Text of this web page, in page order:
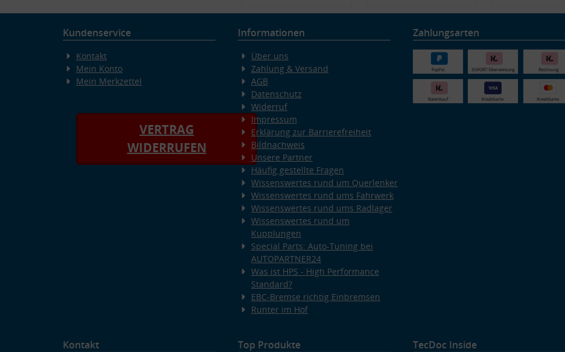
Kundenservice
Kontakt
Mein Konto
Mein Merkzettel
VERTRAG
WIDERRUFEN
Informationen
Über uns
Zahlung & Versand
AGB
Datenschutz
Widerruf
Impressum
Erklärung zur Barrierefreiheit
Bildnachweis
Unsere Partner
Häufig gestellte Fragen
Wissenswertes rund um Querlenker
Wissenswertes rund ums Fahrwerk
Wissenswertes rund ums Radlager
Wissenswertes rund um
Kupplungen
Special Parts: Auto-Tuning bei
AUTOPARTNER24
Was ist HPS - High Performance
Standard?
EBC-Bremse richtig Einbremsen
Runter im Hof
Zahlungsarten
Kontakt Top Produkte TecDoc Inside